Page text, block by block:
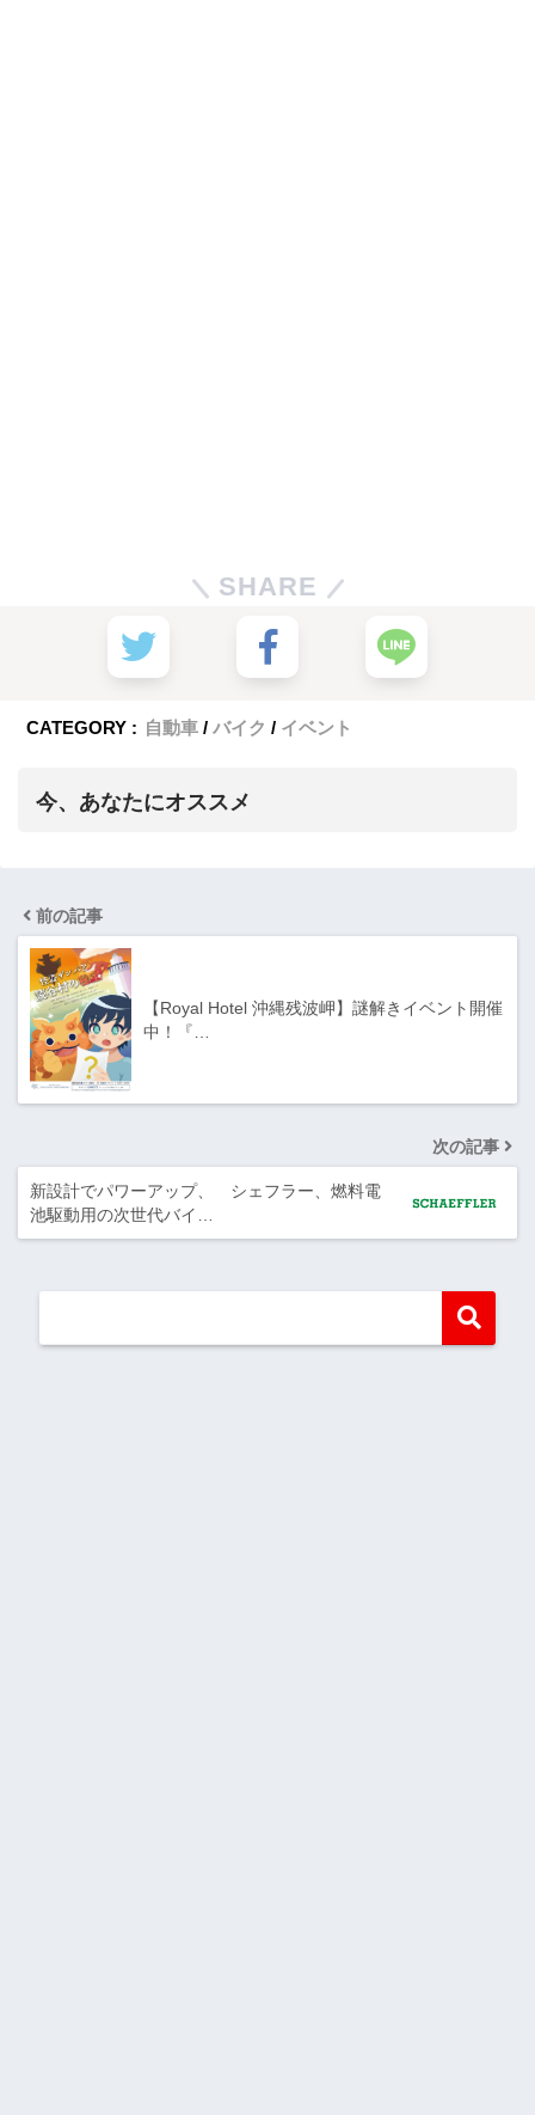
SHARE
CATEGORY : 自動車 バイク イベント
今、あなたにオススメ
前の記事
【Royal Hotel 沖縄残波岬】謎解きイベント開催
中！『…
次の記事
新設計でパワーアップ、 シェフラー、燃料電
池駆動用の次世代バイ…